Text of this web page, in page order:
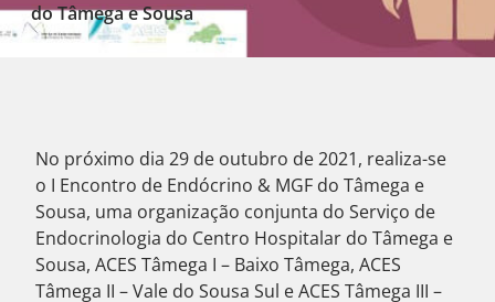
do Tâmega e Sousa
No próximo dia 29 de outubro de 2021, realiza-se
o I Encontro de Endócrino & MGF do Tâmega e
Sousa, uma organização conjunta do Serviço de
Endocrinologia do Centro Hospitalar do Tâmega e
Sousa, ACES Tâmega I – Baixo Tâmega, ACES
Tâmega II – Vale do Sousa Sul e ACES Tâmega III –